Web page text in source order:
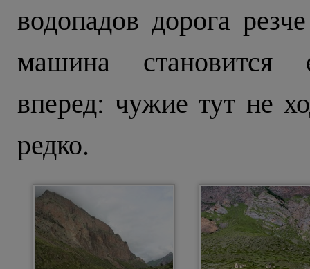
водопадов дорога
машина становится
вперед: чужие тут не
редко.